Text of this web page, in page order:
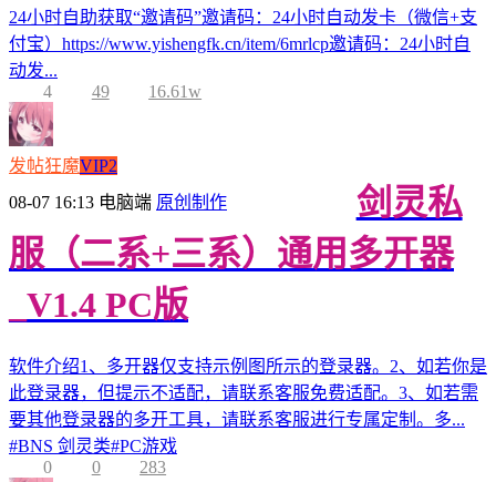
24小时自助获取“邀请码”邀请码：24小时自动发卡（微信+支
付宝）https://www.yishengfk.cn/item/6mrlcp邀请码：24小时自
动发...
4
49 16.61w
发帖狂魔VIP2
08-07 16:13 电脑端 原创制作
剑灵私
服（二系+三系）通用多开器
_V1.4 PC版
软件介绍1、多开器仅支持示例图所示的登录器。2、如若你是
此登录器，但提示不适配，请联系客服免费适配。3、如若需
要其他登录器的多开工具，请联系客服进行专属定制。多...
#BNS 剑灵类#PC游戏
0
0 283